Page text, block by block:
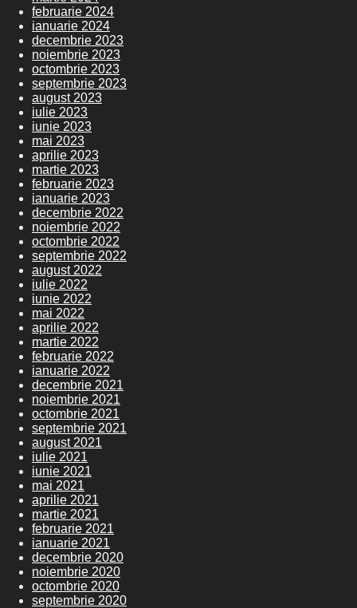
februarie 2024
ianuarie 2024
decembrie 2023
noiembrie 2023
octombrie 2023
septembrie 2023
august 2023
iulie 2023
iunie 2023
mai 2023
aprilie 2023
martie 2023
februarie 2023
ianuarie 2023
decembrie 2022
noiembrie 2022
octombrie 2022
septembrie 2022
august 2022
iulie 2022
iunie 2022
mai 2022
aprilie 2022
martie 2022
februarie 2022
ianuarie 2022
decembrie 2021
noiembrie 2021
octombrie 2021
septembrie 2021
august 2021
iulie 2021
iunie 2021
mai 2021
aprilie 2021
martie 2021
februarie 2021
ianuarie 2021
decembrie 2020
noiembrie 2020
octombrie 2020
septembrie 2020